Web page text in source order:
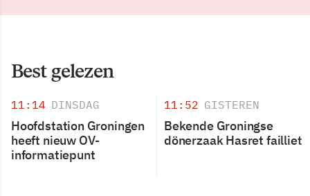
Best gelezen
11:14 DINSDAG
Hoofdstation Groningen
heeft nieuw OV-
informatiepunt
11:52 GISTEREN
Bekende Groningse
dönerzaak Hasret failliet